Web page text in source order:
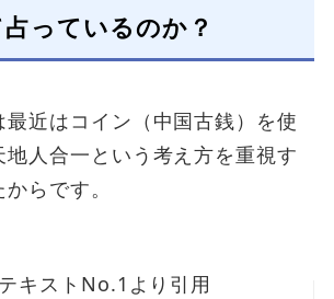
っているのか？
近はコイン（中国古銭）を使
地人合一という考え方を重視す
らです。
キストNo.1より引用